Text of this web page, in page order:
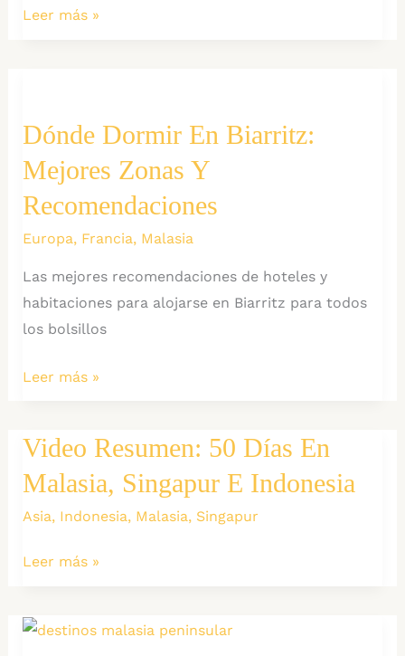
10
la
Comida
Callejera
Asia
Leer más »
Dónde Dormir En Biarritz:
Mejores Zonas Y
Recomendaciones
Europa, Francia, Malasia
Las mejores recomendaciones de hoteles y
habitaciones para alojarse en Biarritz para todos
los bolsillos
Dónde
Biarritz:
Mejores
Zonas
Recomendaciones
Leer más »
Video Resumen: 50 Días En
Malasia, Singapur E Indonesia
Asia, Indonesia, Malasia, Singapur
Video
50
días
Leer más »